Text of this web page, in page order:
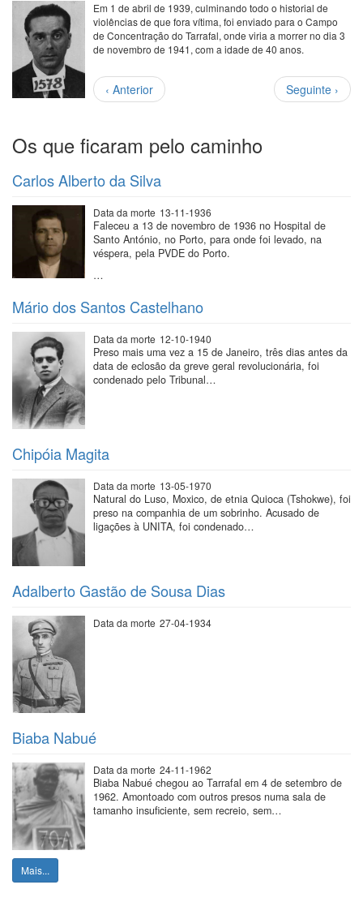
Em 1 de abril de 1939, culminando todo o historial de
violências de que fora vítima, foi enviado para o Campo
de Concentração do Tarrafal, onde viria a morrer no dia 3
de novembro de 1941, com a idade de 40 anos.
Paginação
Página
anterior
‹ Anterior
Próxima
página
Seguinte ›
Os que ficaram pelo caminho
Carlos Alberto da Silva
Data da morte 13-11-1936
Faleceu a 13 de novembro de 1936 no Hospital de
Santo António, no Porto, para onde foi levado, na
véspera, pela PVDE do Porto.
…
Mário dos Santos Castelhano
Data da morte 12-10-1940
Preso mais uma vez a 15 de Janeiro, três dias antes da
data de eclosão da greve geral revolucionária, foi
condenado pelo Tribunal…
Chipóia Magita
Data da morte 13-05-1970
Natural do Luso, Moxico, de etnia Quioca (Tshokwe), foi
preso na companhia de um sobrinho. Acusado de
ligações à UNITA, foi condenado…
Adalberto Gastão de Sousa Dias
Data da morte 27-04-1934
Biaba Nabué
Data da morte 24-11-1962
Biaba Nabué chegou ao Tarrafal em 4 de setembro de
1962. Amontoado com outros presos numa sala de
tamanho insuficiente, sem recreio, sem…
Mais...